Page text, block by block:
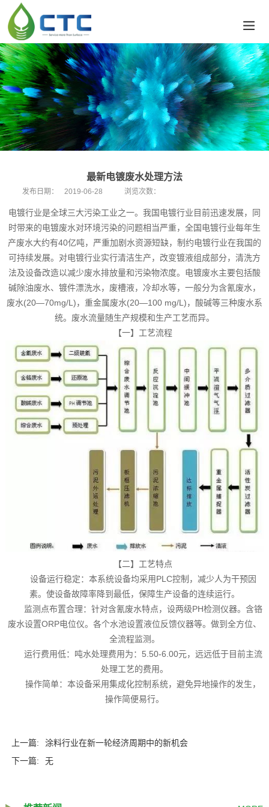
最新电镀废水处理方法
发布日期： 2019-06-28 浏览次数：
电镀行业是全球三大污染工业之一。我国电镀行业目前迅速发展，同
时带来的电镀废水对环境污染的问题相当严重，全国电镀行业每年生
产废水大约有40亿吨，严重加剧水资源短缺，制约电镀行业在我国的
可持续发展。对电镀行业实行清洁生产，改变镀液组成部分，清洗方
法及设备改造以减少废水排放量和污染物浓度。电镀废水主要包括酸
碱除油废水、镀件漂洗水，废槽液，冷却水等，一般分为含氰废水，
废水(20—70mg/L)，重金属废水(20—100 mg/L)，酸碱等三种废水系
统。废水流量随生产规模和生产工艺而异。
【一】工艺流程
【二】工艺特点
设备运行稳定：本系统设备均采用PLC控制，减少人为干预因
素。使设备故障率降到最低，保障生产设备的连续运行。
监测点布置合理：针对含氰废水特点，设两级PH检测仪器。含铬
废水设置ORP电位仪。各个水池设置液位反馈仪器等。做到全方位、
全流程监测。
运行费用低：吨水处理费用为：5.50-6.00元，远远低于目前主流
处理工艺的费用。
操作简单：本设备采用集成化控制系统，避免异地操作的发生，
操作简便易行。
上一篇:
涂料行业在新一轮经济周期中的新机会
下一篇:
无